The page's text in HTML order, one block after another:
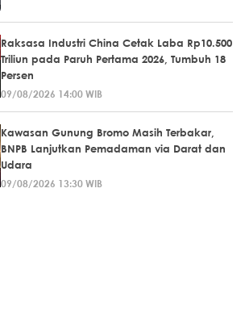
Raksasa Industri China Cetak Laba Rp10.500
Triliun pada Paruh Pertama 2026, Tumbuh 18
Persen
09/08/2026 14:00 WIB
Kawasan Gunung Bromo Masih Terbakar,
BNPB Lanjutkan Pemadaman via Darat dan
Udara
09/08/2026 13:30 WIB